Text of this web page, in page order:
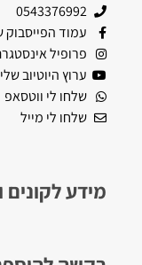
0543376992
עמוד הפייסבוק
פרופיל
ערוץ היוטיוב שלי
שלחו לי ווטסאפ
שלחו לי מייל
מידע לקונים